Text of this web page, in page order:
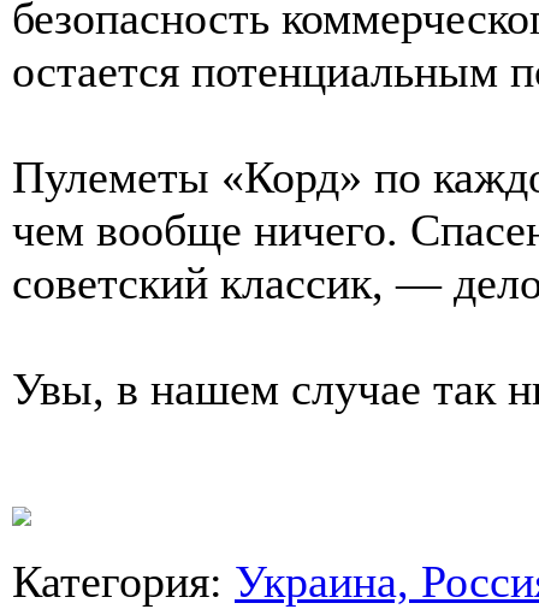
безопасность
остается потенциальным
Пулеметы «Корд» по
чем вообще ничего.
советский классик, —
Увы, в нашем случае так
Категория: Украина,